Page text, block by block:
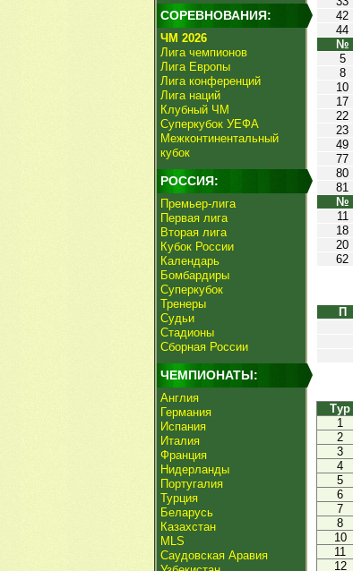
СОРЕВНОВАНИЯ:
ЧМ 2026
Лига чемпионов
Лига Европы
Лига конференций
Лига наций
Клубный ЧМ
Суперкубок УЕФА
Межконтинентальный
кубок
РОССИЯ:
Премьер-лига
Первая лига
Вторая лига
Кубок России
Календарь
Бомбардиры
Суперкубок
Тренеры
Судьи
Стадионы
Сборная России
ЧЕМПИОНАТЫ:
Англия
Германия
Испания
Италия
Франция
Нидерланды
Португалия
Турция
Беларусь
Казахстан
MLS
Саудовская Аравия
42
44
№
5
8
10
17
22
23
49
77
80
81
№
11
18
20
62
П
Тур
1
2
3
4
5
6
7
8
10
11
12